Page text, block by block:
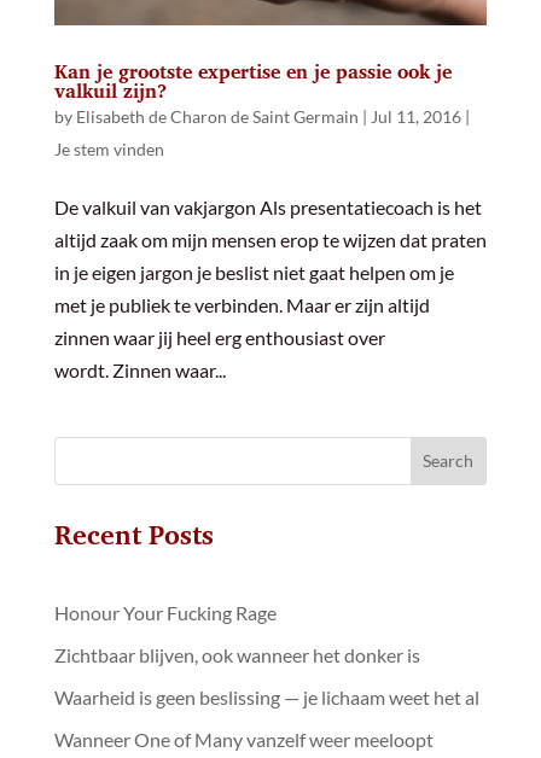
Kan je grootste expertise en je passie ook je
valkuil zijn?
by Elisabeth de Charon de Saint Germain | Jul 11, 2016|
Je stem vinden
De valkuil van vakjargon Als presentatiecoach is het
altijd zaak om mijn mensen erop te wijzen dat praten
in je eigen jargon je beslist niet gaat helpen om je
met je publiek te verbinden. Maar er zijn altijd
zinnen waar jij heel erg enthousiast over
wordt. Zinnen waar...
Search
Recent Posts
Honour Your Fucking Rage
Zichtbaar blijven, ook wanneer het donker is
Waarheid is geen beslissing — je lichaam weet het al
Wanneer One of Many vanzelf weer meeloopt